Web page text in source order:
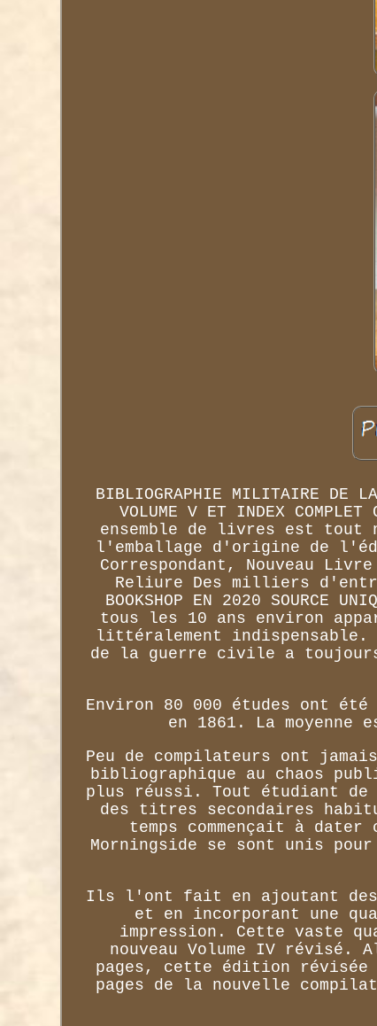
BIBLIOGRAPHIE MILITAIRE DE
VOLUME V ET INDEX
ensemble de livres est
l'emballage d'origine de
Correspondant, Nouveau
Reliure Des milliers
BOOKSHOP EN 2020 SOURCE
tous les 10 ans environ
littéralement
de la guerre civile a toujours
Environ 80 000 études ont
en 1861. La moyenne
Peu de compilateurs ont
bibliographique au chaos
plus réussi. Tout étudiant de
des titres secondaires
temps commençait à
Morningside se sont unis
Ils l'ont fait en ajoutant des
et en incorporant une
impression. Cette vaste
nouveau Volume IV
pages, cette édition révisée
pages de la nouvelle